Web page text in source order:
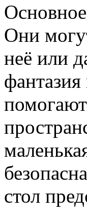
Они
неё или
стол